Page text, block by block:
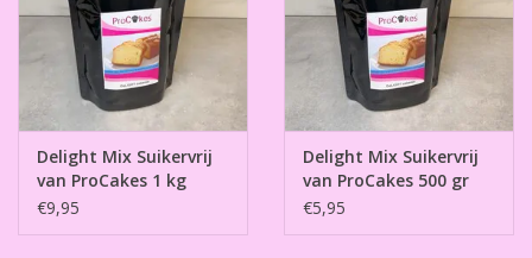
Delight Mix Suikervrij
van ProCakes 1 kg
€9,95
Delight Mix Suikervrij
van ProCakes 500 gr
€5,95